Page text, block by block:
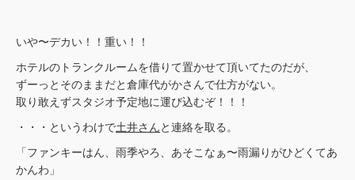
いや〜デカい！！重い！！
ホテルのトランクルームを借りて置かせて頂いてたのだが、
ずーっとそのままだと倉庫代がかさんで仕方がない。
取り敢えずスタジオ予定地に運び込むぞ！！！
・・・というわけで土井さんと連絡を取る。
「ファンキーはん、雨季やろ、あそこなぁ〜雨漏りがひどくてあ
かんわ」